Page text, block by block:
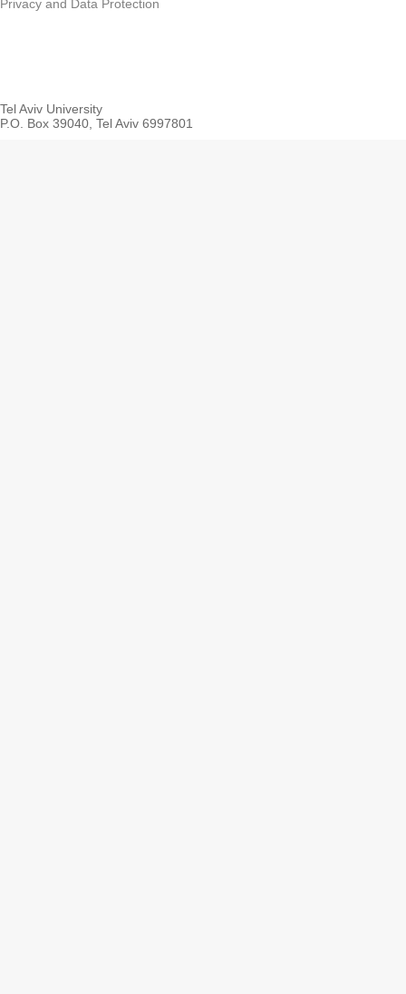
Privacy and Data Protection
Tel Aviv University
P.O. Box 39040, Tel Aviv 6997801